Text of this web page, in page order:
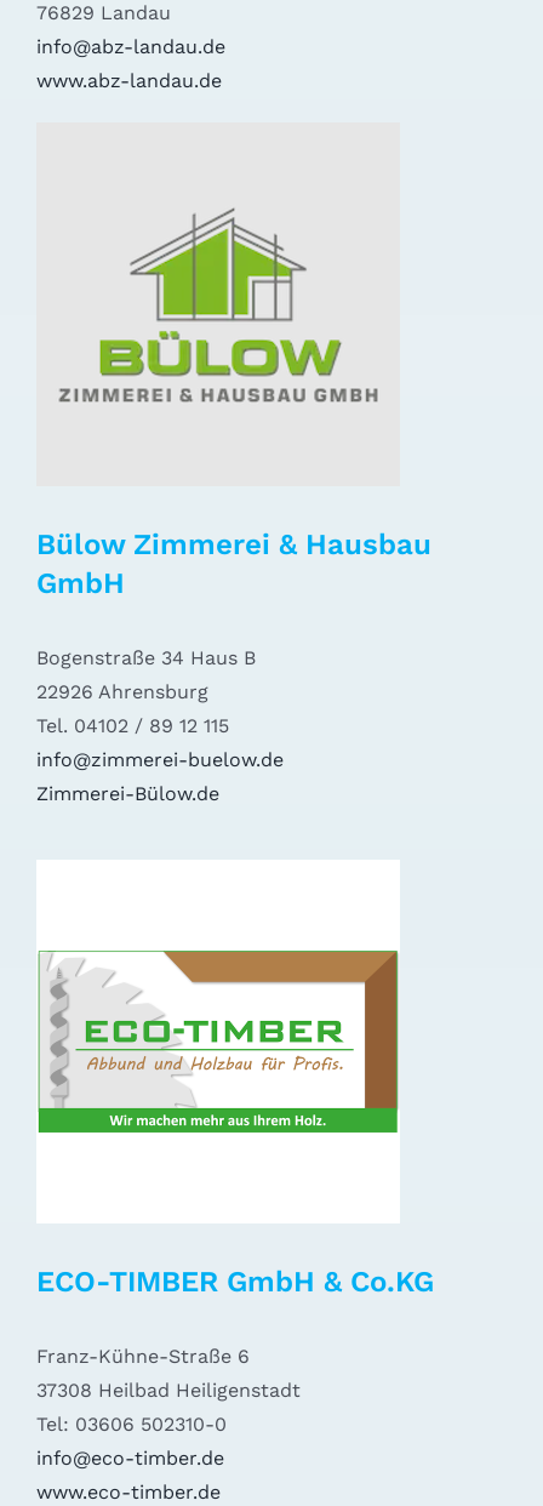
76829 Landau
info@abz-landau.de
www.abz-landau.de
Bülow Zimmerei & Hausbau
GmbH
Bogenstraße 34 Haus B
22926 Ahrensburg
Tel. 04102 / 89 12 115
info@zimmerei-buelow.de
Zimmerei-Bülow.de
ECO-TIMBER GmbH & Co.KG
Franz-Kühne-Straße 6
37308 Heilbad Heiligenstadt
Tel: 03606 502310-0
info@eco-timber.de
www.eco-timber.de